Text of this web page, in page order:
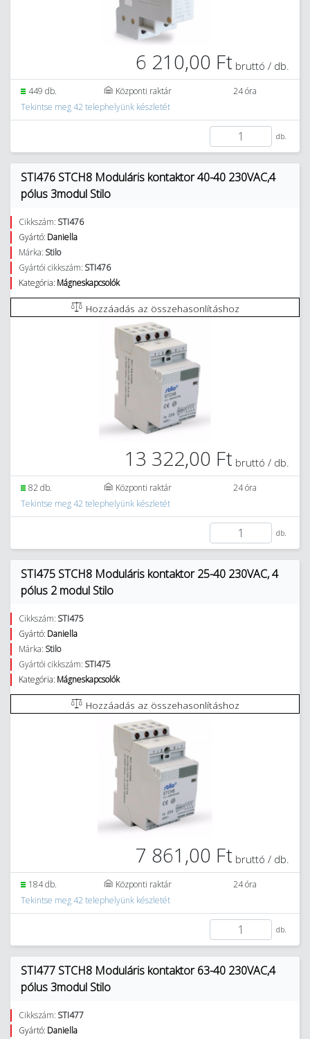
6 210,00 Ft bruttó / db.
449 db. Központi raktár
24 óra
Tekintse meg 42 telephelyünk készletét
db.
STI476 STCH8 Moduláris kontaktor 40-40 230VAC,4
pólus 3modul Stilo
Cikkszám: STI476
Gyártó: Daniella
Márka: Stilo
Gyártói cikkszám: STI476
Kategória: Mágneskapcsolók
Hozzáadás az összehasonlításhoz
13 322,00 Ft bruttó / db.
82 db. Központi raktár
24 óra
Tekintse meg 42 telephelyünk készletét
db.
STI475 STCH8 Moduláris kontaktor 25-40 230VAC, 4
pólus 2 modul Stilo
Cikkszám: STI475
Gyártó: Daniella
Márka: Stilo
Gyártói cikkszám: STI475
Kategória: Mágneskapcsolók
Hozzáadás az összehasonlításhoz
7 861,00 Ft bruttó / db.
184 db. Központi raktár
24 óra
Tekintse meg 42 telephelyünk készletét
db.
STI477 STCH8 Moduláris kontaktor 63-40 230VAC,4
pólus 3modul Stilo
Cikkszám: STI477
Gyártó: Daniella